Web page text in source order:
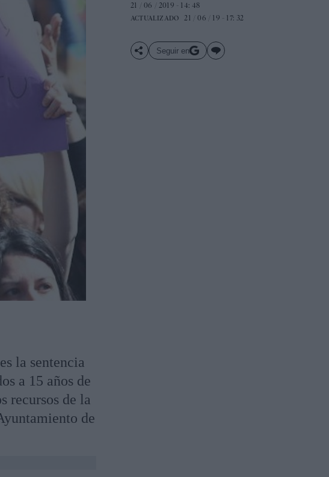
21 / 06 / 2019 - 14: 48
ACTUALIZADO 21 / 06 / 19 - 17: 32
Seguir en
la sentencia
a 15 años de
recursos de la
de